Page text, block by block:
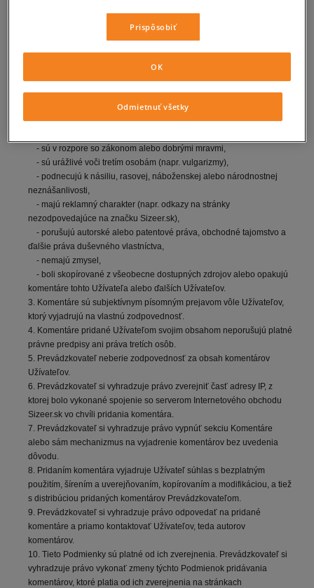
Pravidlá pridávania komentárov
Užívateľmi pomocou formulára v Internetovom obchode Sizeer.
Užívateľov, vyhradzuje si iba právo na odstránenie alebo
nezverejnenie týchto komentárov v prípade, keď:
- sa priamo netýkajú prevádzky Internetového obchodu Sizeer.sk
- sú v rozpore so zákonom alebo dobrými mravmi,
- sú urážlivé voči tretím osobám (napr. vulgarizmy),
- podnecujú k násiliu, rasovej, náboženskej alebo národnostnej
neznášanlivosti,
- majú reklamný charakter (napr. odkazy na stránky
nezodpovedajúce na značku Sizeer.sk),
- porušujú autorské alebo patentové práva, obchodné tajomstvo a
ďalšie práva duševného vlastníctva,
- nemajú zmysel,
- boli skopírované z všeobecne dostupných zdrojov alebo opakujú
komentáre tohto Užívateľa alebo ďalších Užívateľov.
3. Komentáre sú subjektívnym písomným prejavom vôle Užívateľov,
ktorý vyjadrujú na vlastnú zodpovednosť.
4. Komentáre pridané Užívateľom svojim obsahom neporušujú platné
právne predpisy ani práva tretích osôb.
5. Prevádzkovateľ neberie zodpovednosť za obsah komentárov
Užívateľov.
6. Prevádzkovateľ si vyhradzuje právo zverejniť časť adresy IP, z
ktorej bolo vykonané spojenie so serverom Internetového obchodu
Sizeer.sk vo chvíli pridania komentára.
7. Prevádzkovateľ si vyhradzuje právo vypnúť sekciu Komentáre
alebo sám mechanizmus na vyjadrenie komentárov bez uvedenia
dôvodu.
8. Pridaním komentára vyjadruje Užívateľ súhlas s bezplatným
použitím, šírením a uverejňovaním, kopírovaním a modifikáciou, a tiež
s distribúciou pridaných komentárov Prevádzkovateľom.
9. Prevádzkovateľ si vyhradzuje právo odpovedať na pridané
komentáre a priamo kontaktovať Užívateľov, teda autorov
komentárov.
10. Tieto Podmienky sú platné od ich zverejnenia. Prevádzkovateľ si
vyhradzuje právo vykonať zmeny týchto Podmienok pridávania
komentárov, ktoré platia od ich zverejnenia na stránkach
Prispôsobiť
Odmietnuť všetky
OK